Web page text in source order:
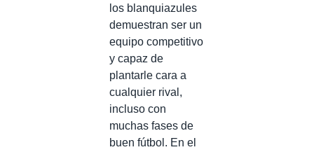
los blanquiazules
demuestran ser un
equipo competitivo
y capaz de
plantarle cara a
cualquier rival,
incluso con
muchas fases de
buen fútbol. En el